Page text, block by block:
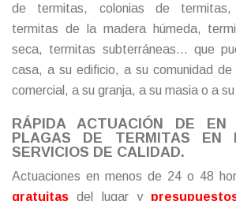
de termitas, colonias de termitas,
termitas de la madera húmeda,
seca, termitas subterráneas… que
casa, a su edificio, a su comunidad de
comercial, a su granja, a su masia o a
RÁPIDA ACTUACIÓN DE EN
PLAGAS DE TERMITAS EN
SERVICIOS DE CALIDAD.
Actuaciones en menos de 24 o 48
gratuitas del lugar y